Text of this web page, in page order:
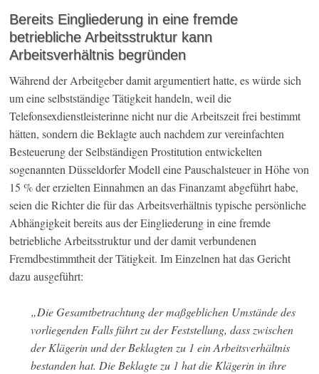
Bereits Eingliederung in eine fremde
betriebliche Arbeitsstruktur kann
Arbeitsverhältnis begründen
Während der Arbeitgeber damit argumentiert hatte, es würde sich
um eine selbstständige Tätigkeit handeln, weil die
Telefonsexdienstleisterinne nicht nur die Arbeitszeit frei bestimmt
hätten, sondern die Beklagte auch nachdem zur vereinfachten
Besteuerung der Selbständigen Prostitution entwickelten
sogenannten Düsseldorfer Modell eine Pauschalsteuer in Höhe von
15 % der erzielten Einnahmen an das Finanzamt abgeführt habe,
seien die Richter die für das Arbeitsverhältnis typische persönliche
Abhängigkeit bereits aus der Eingliederung in eine fremde
betriebliche Arbeitsstruktur und der damit verbundenen
Fremdbestimmtheit der Tätigkeit. Im Einzelnen hat das Gericht
dazu ausgeführt:
„Die Gesamtbetrachtung der maßgeblichen Umstände des
vorliegenden Falls führt zu der Feststellung, dass zwischen
der Klägerin und der Beklagten zu 1 ein Arbeitsverhältnis
bestanden hat. Die Beklagte zu 1 hat die Klägerin in ihre